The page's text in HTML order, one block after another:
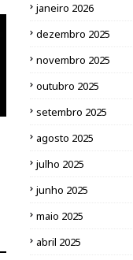
janeiro 2026
dezembro 2025
novembro 2025
outubro 2025
setembro 2025
agosto 2025
julho 2025
junho 2025
maio 2025
abril 2025